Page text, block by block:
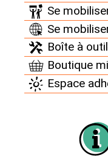
Se
Se
Boîte à
Boutique
Espace
2 ouvriers décédés -
dépassement de
malfaçons en série -
attaque terroriste...